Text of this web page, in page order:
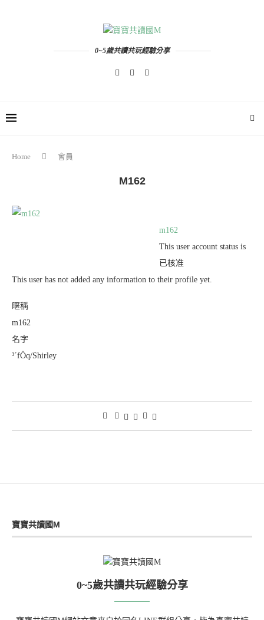
0~5歲共讀共玩經驗分享
Home 會員
M162
m162
This user account status is
已核准
This user has not added any information to their profile yet.
暱稱
m162
名字
³´fÖq/Shirley
寶寶共讀國M
0~5歲共讀共玩經驗分享